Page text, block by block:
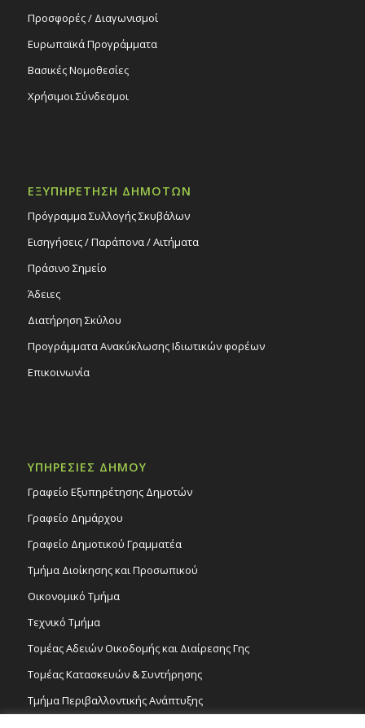
Προσφορές / Διαγωνισμοί
Ευρωπαϊκά Προγράμματα
Βασικές Νομοθεσίες
Χρήσιμοι Σύνδεσμοι
ΕΞΥΠΗΡΕΤΗΣΗ ΔΗΜΟΤΩΝ
Πρόγραμμα Συλλογής Σκυβάλων
Εισηγήσεις / Παράπονα / Αιτήματα
Πράσινο Σημείο
Άδειες
Διατήρηση Σκύλου
Προγράμματα Ανακύκλωσης Ιδιωτικών φορέων
Επικοινωνία
ΥΠΗΡΕΣΙΕΣ ΔΗΜΟΥ
Γραφείο Εξυπηρέτησης Δημοτών
Γραφείο Δημάρχου
Γραφείο Δημοτικού Γραμματέα
Τμήμα Διοίκησης και Προσωπικού
Οικονομικό Τμήμα
Τεχνικό Τμήμα
Τομέας Αδειών Οικοδομής και Διαίρεσης Γης
Τομέας Κατασκευών & Συντήρησης
Τμήμα Περιβαλλοντικής Ανάπτυξης